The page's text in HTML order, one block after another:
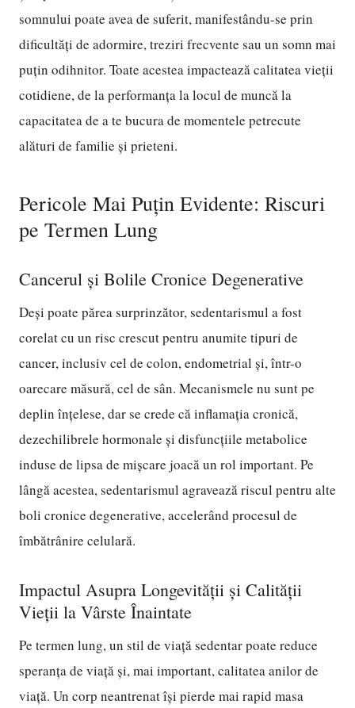
somnului poate avea de suferit, manifestându-se prin
dificultăți de adormire, treziri frecvente sau un somn mai
puțin odihnitor. Toate acestea impactează calitatea vieții
cotidiene, de la performanța la locul de muncă la
capacitatea de a te bucura de momentele petrecute
alături de familie și prieteni.
Pericole Mai Puțin Evidente: Riscuri
pe Termen Lung
Cancerul și Bolile Cronice Degenerative
Deși poate părea surprinzător, sedentarismul a fost
corelat cu un risc crescut pentru anumite tipuri de
cancer, inclusiv cel de colon, endometrial și, într-o
oarecare măsură, cel de sân. Mecanismele nu sunt pe
deplin înțelese, dar se crede că inflamația cronică,
dezechilibrele hormonale și disfuncțiile metabolice
induse de lipsa de mișcare joacă un rol important. Pe
lângă acestea, sedentarismul agravează riscul pentru alte
boli cronice degenerative, accelerând procesul de
îmbătrânire celulară.
Impactul Asupra Longevității și Calității
Vieții la Vârste Înaintate
Pe termen lung, un stil de viață sedentar poate reduce
speranța de viață și, mai important, calitatea anilor de
viață. Un corp neantrenat își pierde mai rapid masa